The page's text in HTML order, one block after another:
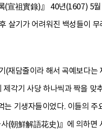
宣祖實錄)』 40년(1607) 5
살기가 어려워진 백성들이
재담줄이라 해서 곡예보다
각기 사당 하나씩과 짝을 맞
기생자들이었다. 이들의
(朝鮮解語花史)』에 의하면